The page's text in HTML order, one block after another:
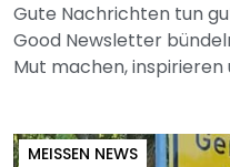
Gute Nachrichten tun
Good Newsletter
Mut machen, inspirieren
MEISSEN NEWS